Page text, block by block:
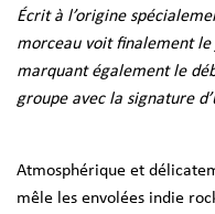
Écrit à l’origine
morceau voit finalement
marquant également le
groupe avec la signature
Atmosphérique et
mêle les envolées indie